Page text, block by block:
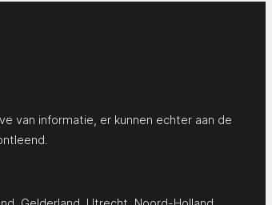
van informatie, er kunnen echter aan de